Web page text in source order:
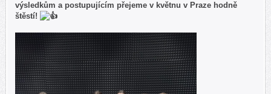
výsledkům a postupujícím přejeme v květnu v Praze hodně
štěstí!